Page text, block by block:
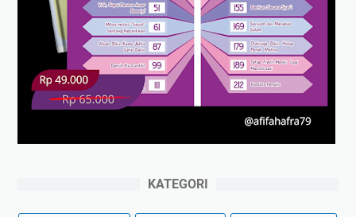
KATEGORI